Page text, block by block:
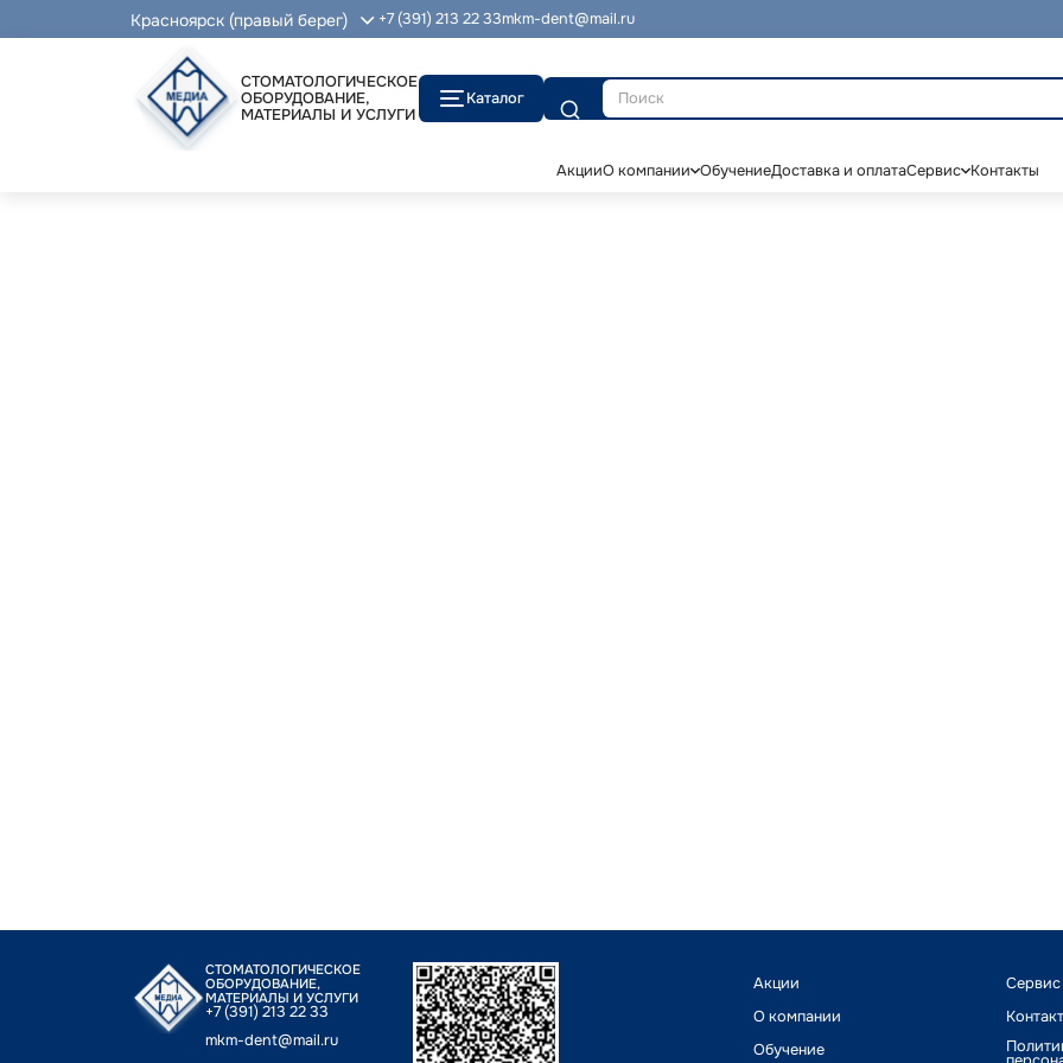
Красноярск (правый берег) +7 (391) 213 22 33mkm-dent@mail.ru
СТОМАТОЛОГИЧЕСКОЕ
ОБОРУДОВАНИЕ,
МАТЕРИАЛЫ И УСЛУГИ
Каталог
Поиск
АкцииО компании ОбучениеДоставка и оплатаСервис Контакты
СТОМАТОЛОГИЧЕСКОЕ
ОБОРУДОВАНИЕ,
МАТЕРИАЛЫ И УСЛУГИ
+7 (391) 213 22 33
mkm-dent@mail.ru
Акции
О компании
Обучение
Сервис